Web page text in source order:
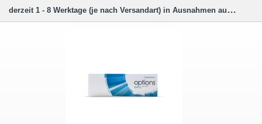
derzeit 1 - 8 Werktage (je nach Versandart) in Ausnahmen auch länger.